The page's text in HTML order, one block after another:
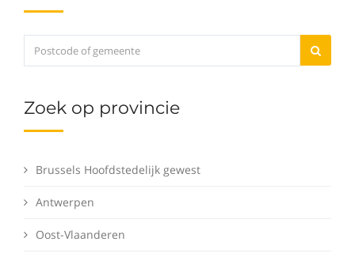
Zoek op provincie
Brussels Hoofdstedelijk gewest
Antwerpen
Oost-Vlaanderen